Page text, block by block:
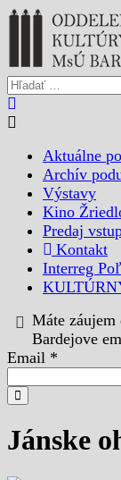
Aktuálne
Archív
Výstavy
Kino
Predaj
Kontakt
Interreg
Máte
Bardejove
Email *
Jánske